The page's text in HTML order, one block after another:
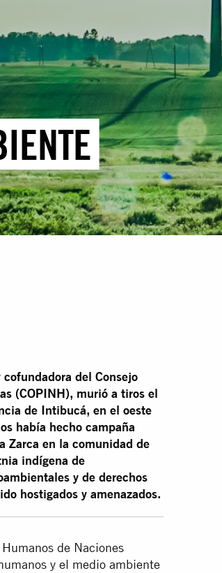
del Consejo
(COPINH), murió a tiros el
de Intibucá, en el oeste
había hecho campaña
Zarca en la comunidad de
indígena de
y de derechos
hostigados y amenazados.
de Naciones
y el medio ambiente